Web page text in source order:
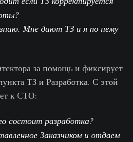
Мне дают ТЗ и я по нему
за помощь и фиксирует
ТЗ и Разработка. С этой
к СТО:
состоит разработка?
Заказчиком и отдаем